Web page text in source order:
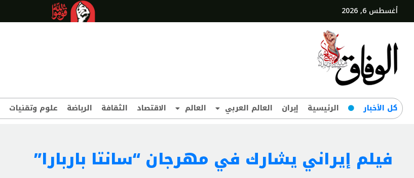
أغسطس 6, 2026
کل‌ الأخبار الرئيسية إيران العالم العربي العالم الاقتصاد الثقافة الرياضة علوم وتقنيات
فیلم إيراني یشارك في مهرجان “سانتا باربارا”